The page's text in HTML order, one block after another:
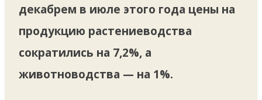
декабрем в июле этого года цены на
продукцию растениеводства
сократились на 7,2%, а
животноводства — на 1%.